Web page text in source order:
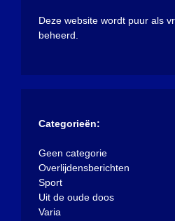
Deze website wordt puur als
beheerd.
Categorieën:
Geen categorie
Overlijdensberichten
Sport
Uit de oude doos
Varia